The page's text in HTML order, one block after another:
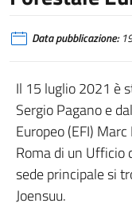
Data pubblicazione:
Il 15 luglio 2021 è
Sergio Pagano e
Europeo (EFI)
Roma di un Ufficio
sede principale si
Joensuu.